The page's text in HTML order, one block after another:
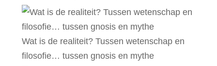
Wat is de realiteit? Tussen wetenschap en
filosofie… tussen gnosis en mythe